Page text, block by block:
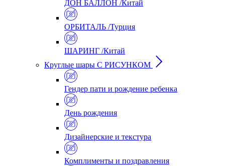
ДОН БАЛЛОН /Китай
ОРБИТАЛЬ /Турция
ШАРИНГ /Китай
Круглые шары С РИСУНКОМ
Гендер пати и рождение ребенка
День рождения
Дизайнерские и текстура
Комплименты и поздравления